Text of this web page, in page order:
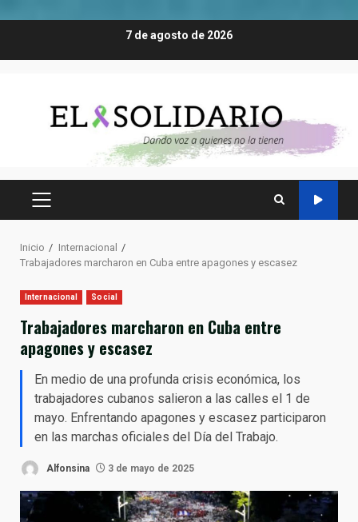
7 de agosto de 2026
MENÚ
Inicio
Internacional
Trabajadores marcharon en Cuba entre apagones y escasez
Internacional Social
Trabajadores marcharon en Cuba entre
apagones y escasez
En medio de una profunda crisis económica, los
trabajadores cubanos salieron a las calles el 1 de
mayo. Enfrentando apagones y escasez participaron
en las marchas oficiales del Día del Trabajo.
Alfonsina 3 de mayo de 2025